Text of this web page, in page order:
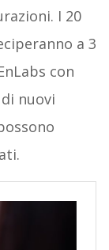
I 20
a 3
con
nuovi